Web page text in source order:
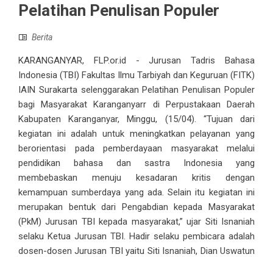
Pelatihan Penulisan Populer
Berita
KARANGANYAR, FLP.or.id - Jurusan Tadris Bahasa
Indonesia (TBI) Fakultas Ilmu Tarbiyah dan Keguruan (FITK)
IAIN Surakarta selenggarakan Pelatihan Penulisan Populer
bagi Masyarakat Karanganyarr di Perpustakaan Daerah
Kabupaten Karanganyar, Minggu, (15/04). “Tujuan dari
kegiatan ini adalah untuk meningkatkan pelayanan yang
berorientasi pada pemberdayaan masyarakat melalui
pendidikan bahasa dan sastra Indonesia yang
membebaskan menuju kesadaran kritis dengan
kemampuan sumberdaya yang ada. Selain itu kegiatan ini
merupakan bentuk dari Pengabdian kepada Masyarakat
(PkM) Jurusan TBI kepada masyarakat,” ujar Siti Isnaniah
selaku Ketua Jurusan TBI. Hadir selaku pembicara adalah
dosen-dosen Jurusan TBI yaitu Siti Isnaniah, Dian Uswatun